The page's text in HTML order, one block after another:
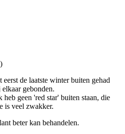
de laatste winter buiten gehad
gebonden.
geen 'red star' buiten staan, die
is veel zwakker.
beter kan behandelen.